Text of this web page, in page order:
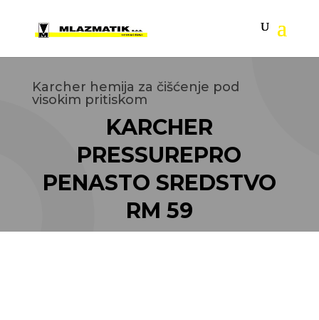
Karcher hemija za čišćenje pod
visokim pritiskom
KARCHER
PRESSUREPRO
PENASTO SREDSTVO
RM 59